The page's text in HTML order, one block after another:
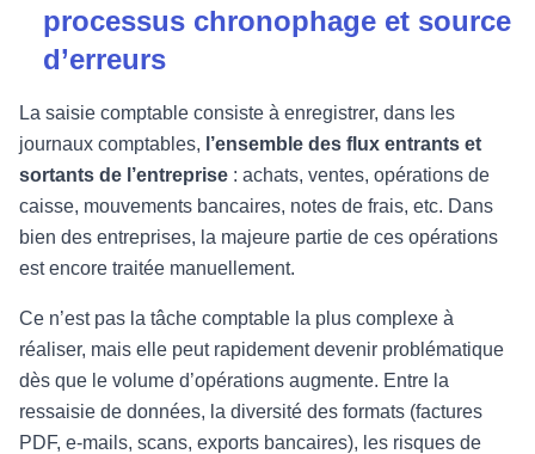
processus chronophage et source
d’erreurs
La saisie comptable consiste à enregistrer, dans les
journaux comptables, l’ensemble des flux entrants et
sortants de l’entreprise : achats, ventes, opérations de
caisse, mouvements bancaires, notes de frais, etc. Dans
bien des entreprises, la majeure partie de ces opérations
est encore traitée manuellement.
Ce n’est pas la tâche comptable la plus complexe à
réaliser, mais elle peut rapidement devenir problématique
dès que le volume d’opérations augmente. Entre la
ressaisie de données, la diversité des formats (factures
PDF, e-mails, scans, exports bancaires), les risques de